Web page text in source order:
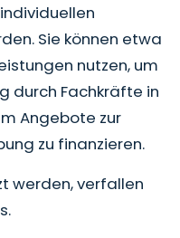
Sie können etwa
nutzen, um
durch Fachkräfte in
Angebote zur
zu finanzieren.
werden, verfallen